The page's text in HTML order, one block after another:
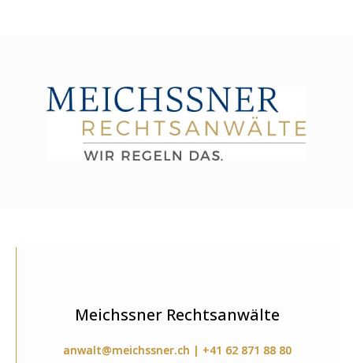
Meichssner Rechtsanwälte
anwalt@meichssner.ch | +41 62 871 88 80